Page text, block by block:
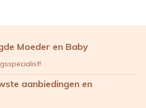
product bij zit. Zo zijn er flesjes
en bewaren van de moedermelk.
flessen uit te bereiden met extra
de melk doorlaten. Ook zijn enkele
een zogenaamd ‘Air Ventilation
Moeder en Baby
aanbiedingen en